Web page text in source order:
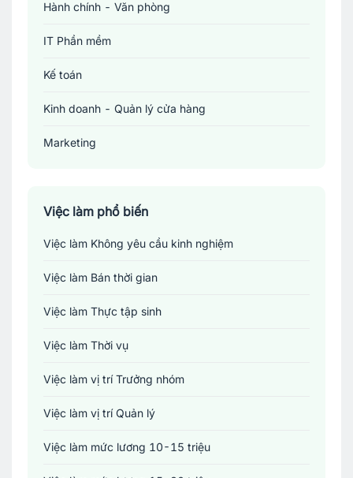
Hành chính - Văn phòng
IT Phần mềm
Kế toán
Kinh doanh - Quản lý cửa hàng
Marketing
Tài chính - Đầu tư - Chứng khoán
Xây dựng
Y tế - Chăm sóc sức khỏe
Việc làm phổ biến
Việc làm Không yêu cầu kinh nghiệm
Việc làm Bán thời gian
Việc làm Thực tập sinh
Việc làm Thời vụ
Việc làm vị trí Trưởng nhóm
Việc làm vị trí Quản lý
Việc làm mức lương 10-15 triệu